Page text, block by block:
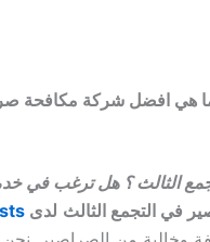
هي افضل شركة مكافحة
؟ هل ترغب في
في التجمع الثالث لدى